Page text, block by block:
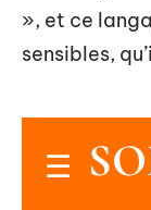
», et ce
sensibles,